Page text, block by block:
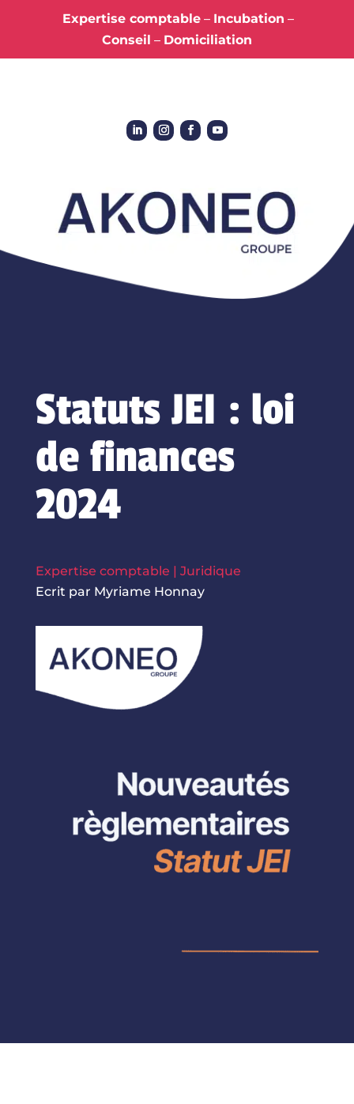
Expertise comptable – Incubation –
Conseil – Domiciliation
Statuts JEI : loi
de finances
2024
Expertise comptable
Juridique
Ecrit par Myriame Honnay